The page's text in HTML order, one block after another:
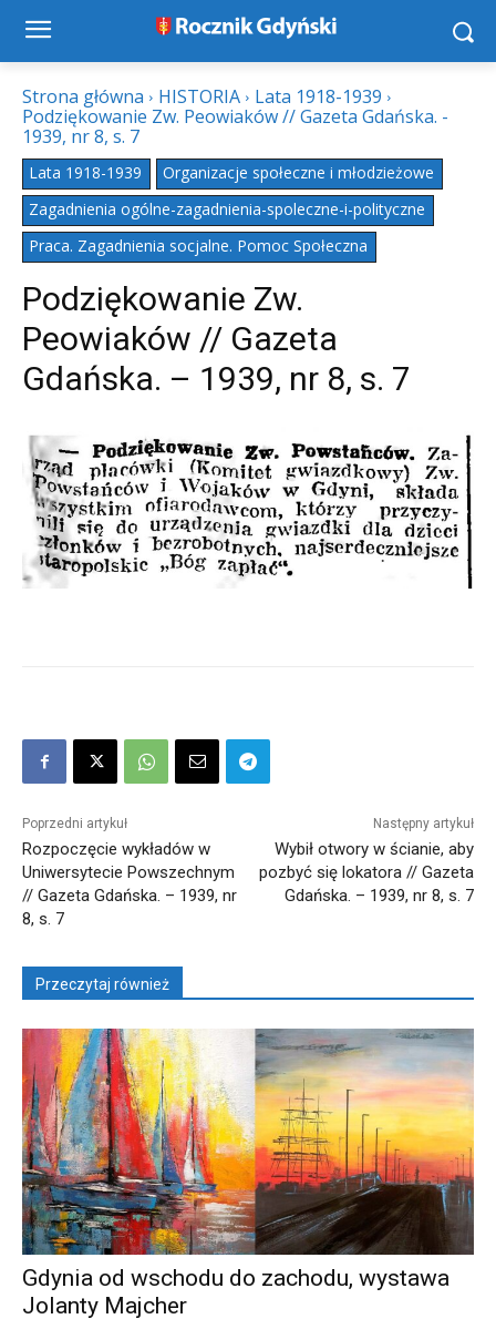
Strona główna HISTORIA
Lata 1918-1939
Podziękowanie Zw. Peowiaków // Gazeta Gdańska. -
1939, nr 8, s. 7
Lata 1918-1939
Organizacje społeczne i młodzieżowe
Zagadnienia ogólne-zagadnienia-spoleczne-i-polityczne
Praca. Zagadnienia socjalne. Pomoc Społeczna
Podziękowanie Zw.
Peowiaków // Gazeta
Gdańska. – 1939, nr 8, s. 7
Poprzedni artykuł
Rozpoczęcie wykładów w
Uniwersytecie Powszechnym
// Gazeta Gdańska. – 1939, nr
8, s. 7
Następny artykuł
Wybił otwory w ścianie, aby
pozbyć się lokatora // Gazeta
Gdańska. – 1939, nr 8, s. 7
Przeczytaj również
Gdynia od wschodu do zachodu, wystawa
Jolanty Majcher